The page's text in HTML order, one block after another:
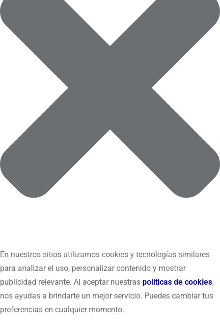
En nuestros sitios utilizamos cookies y tecnologías similares
para analizar el uso, personalizar contenido y mostrar
publicidad relevante. Al aceptar nuestras políticas de cookies,
nos ayudas a brindarte un mejor servicio. Puedes cambiar tus
preferencias en cualquier momento.